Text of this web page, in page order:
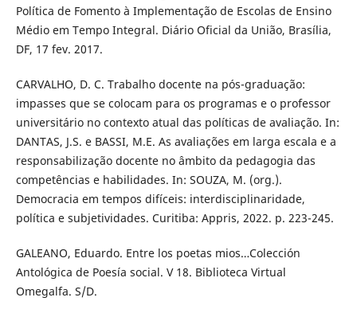
Política de Fomento à Implementação de Escolas de Ensino
Médio em Tempo Integral. Diário Oficial da União, Brasília,
DF, 17 fev. 2017.
CARVALHO, D. C. Trabalho docente na pós-graduação:
impasses que se colocam para os programas e o professor
universitário no contexto atual das políticas de avaliação. In:
DANTAS, J.S. e BASSI, M.E. As avaliações em larga escala e a
responsabilização docente no âmbito da pedagogia das
competências e habilidades. In: SOUZA, M. (org.).
Democracia em tempos difíceis: interdisciplinaridade,
política e subjetividades. Curitiba: Appris, 2022. p. 223-245.
GALEANO, Eduardo. Entre los poetas mios…Colección
Antológica de Poesía social. V 18. Biblioteca Virtual
Omegalfa. S/D.